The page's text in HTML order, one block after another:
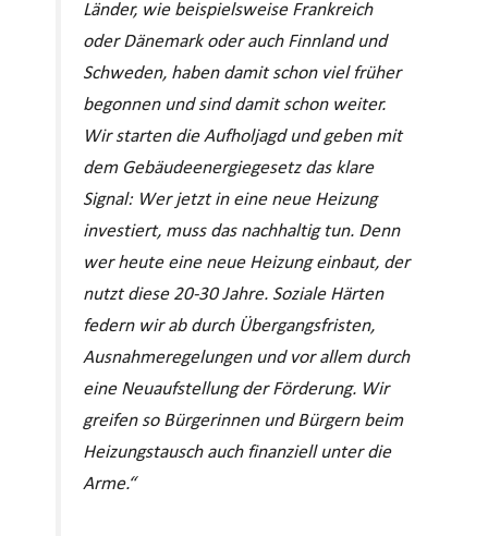
Länder, wie beispielsweise Frankreich
oder Dänemark oder auch Finnland und
Schweden, haben damit schon viel früher
begonnen und sind damit schon weiter.
Wir starten die Aufholjagd und geben mit
dem Gebäudeenergiegesetz das klare
Signal: Wer jetzt in eine neue Heizung
investiert, muss das nachhaltig tun. Denn
wer heute eine neue Heizung einbaut, der
nutzt diese 20-30 Jahre. Soziale Härten
federn wir ab durch Übergangsfristen,
Ausnahmeregelungen und vor allem durch
eine Neuaufstellung der Förderung. Wir
greifen so Bürgerinnen und Bürgern beim
Heizungstausch auch finanziell unter die
Arme.“